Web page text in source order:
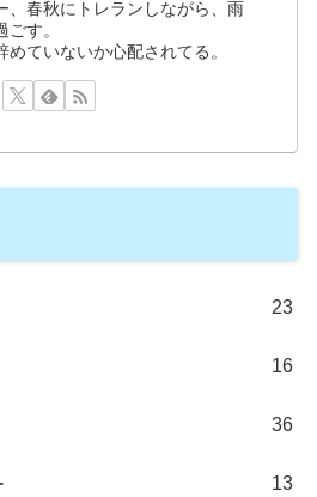
、春秋にトレランしながら、雨
す。
ていないか心配されてる。
23
16
36
13